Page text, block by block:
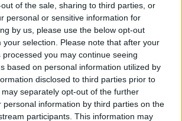
of the sale, sharing to third parties, or
personal or sensitive information for
by us, please use the below opt-out
your selection. Please note that after your
you may continue seeing
based on personal information utilized by
disclosed to third parties prior to
separately opt-out of the further
personal information by third parties on the
participants. This information may